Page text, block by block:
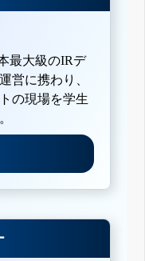
最大級のIRデ
営に携わり、
の現場を学生